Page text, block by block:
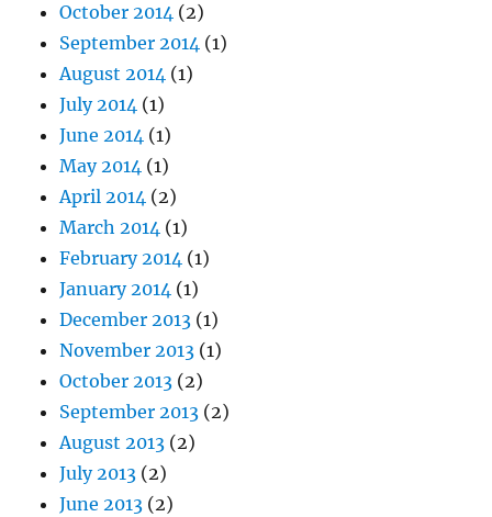
October 2014 (2)
September 2014 (1)
August 2014 (1)
July 2014 (1)
June 2014 (1)
May 2014 (1)
April 2014 (2)
March 2014 (1)
February 2014 (1)
January 2014 (1)
December 2013 (1)
November 2013 (1)
October 2013 (2)
September 2013 (2)
August 2013 (2)
July 2013 (2)
June 2013 (2)